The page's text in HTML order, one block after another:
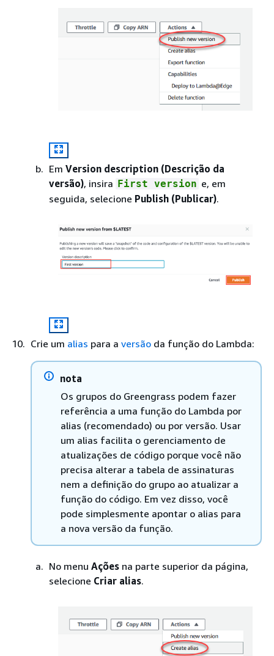
Em Version description (Descrição da
versão), insira First version e, em
seguida, selecione Publish (Publicar).
Crie um alias para a versão da função do Lambda:
nota
Os grupos do Greengrass podem fazer
referência a uma função do Lambda por
alias (recomendado) ou por versão. Usar
um alias facilita o gerenciamento de
atualizações de código porque você não
precisa alterar a tabela de assinaturas
nem a definição do grupo ao atualizar a
função do código. Em vez disso, você
pode simplesmente apontar o alias para
a nova versão da função.
No menu Ações na parte superior da página,
selecione Criar alias.